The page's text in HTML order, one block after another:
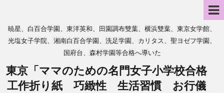
暁星、白百合学園、東洋英和、田園調布雙葉、横浜雙葉、東京女学館、
光塩女子学院、湘南白百合学園、洗足学園、カリタス、聖ヨゼフ学園、
国府台、森村学園等合格へ導いた
東京「ママのための名門女子小学校合格
工作折り紙 巧緻性 生活習慣 お行儀